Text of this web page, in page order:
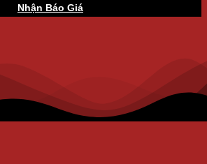
Nhận Báo Giá